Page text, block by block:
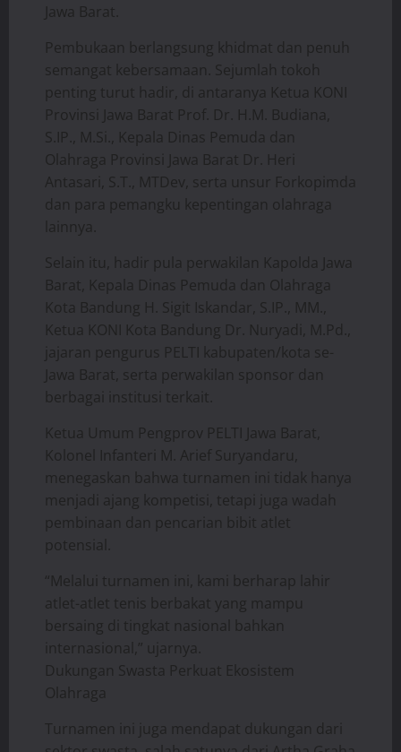
Jawa Barat.
Pembukaan berlangsung khidmat dan penuh
semangat kebersamaan. Sejumlah tokoh
penting turut hadir, di antaranya Ketua KONI
Provinsi Jawa Barat Prof. Dr. H.M. Budiana,
S.IP., M.Si., Kepala Dinas Pemuda dan
Olahraga Provinsi Jawa Barat Dr. Heri
Antasari, S.T., MTDev, serta unsur Forkopimda
dan para pemangku kepentingan olahraga
lainnya.
Selain itu, hadir pula perwakilan Kapolda Jawa
Barat, Kepala Dinas Pemuda dan Olahraga
Kota Bandung H. Sigit Iskandar, S.IP., MM.,
Ketua KONI Kota Bandung Dr. Nuryadi, M.Pd.,
jajaran pengurus PELTI kabupaten/kota se-
Jawa Barat, serta perwakilan sponsor dan
berbagai institusi terkait.
Ketua Umum Pengprov PELTI Jawa Barat,
Kolonel Infanteri M. Arief Suryandaru,
menegaskan bahwa turnamen ini tidak hanya
menjadi ajang kompetisi, tetapi juga wadah
pembinaan dan pencarian bibit atlet
potensial.
“Melalui turnamen ini, kami berharap lahir
atlet-atlet tenis berbakat yang mampu
bersaing di tingkat nasional bahkan
internasional,” ujarnya.
Dukungan Swasta Perkuat Ekosistem
Olahraga
Turnamen ini juga mendapat dukungan dari